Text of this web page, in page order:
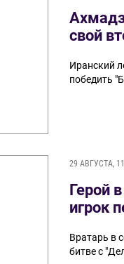
свой
Иранский
победить
29 АВГУСТА,
Герой
игрок
Вратарь в
битве с